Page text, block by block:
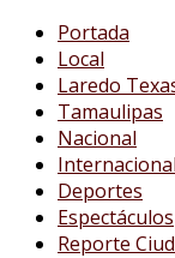
Portada
Local
Laredo
Tamaulipas
Nacional
Internacional
Deportes
Espectáculos
Reporte